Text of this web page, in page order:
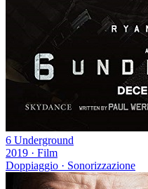
6 Underground
2019 · Film
Doppiaggio · Sonorizzazione